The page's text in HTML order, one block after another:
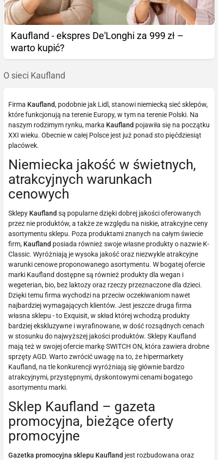
Kaufland - ekspres De'Longhi za 999 zł –
warto kupić?
O sieci Kaufland
Firma Kaufland, podobnie jak Lidl, stanowi niemiecką sieć sklepów,
które funkcjonują na terenie Europy, w tym na terenie Polski. Na
naszym rodzimym rynku, marka Kaufland pojawiła się na początku
XXI wieku. Obecnie w całej Polsce jest już ponad sto pięćdziesiąt
placówek.
Niemiecka jakość w świetnych,
atrakcyjnych warunkach
cenowych
Sklepy Kaufland są popularne dzięki dobrej jakości oferowanych
przez nie produktów, a także ze względu na niskie, atrakcyjne ceny
asortymentu sklepu. Poza produktami znanych na całym świecie
firm, Kaufland posiada również swoje własne produkty o nazwie K-
Classic. Wyróżniają je wysoka jakość oraz niezwykle atrakcyjne
warunki cenowe proponowanego asortymentu. W bogatej ofercie
marki Kaufland dostępne są również produkty dla wegan i
wegeterian, bio, bez laktozy oraz rzeczy przeznaczone dla dzieci.
Dzięki temu firma wychodzi na przeciw oczekiwaniom nawet
najbardziej wymagających klientów. Jest jeszcze druga firma
własna sklepu - to Exquisit, w skład której wchodzą produkty
bardziej ekskluzywne i wyrafinowane, w dość rozsądnych cenach
w stosunku do najwyższej jakości produktów. Sklepy Kaufland
mają też w swojej ofercie markę SWITCH ON, która zawiera drobne
sprzęty AGD. Warto zwrócić uwagę na to, że hipermarkety
Kaufland, na tle konkurencji wyróżniają się głównie bardzo
atrakcyjnymi, przystępnymi, dyskontowymi cenami bogatego
asortymentu marki.
Sklep Kaufland – gazeta
promocyjna, bieżące oferty
promocyjne
Gazetka promocyjna sklepu Kaufland jest rozbudowana oraz